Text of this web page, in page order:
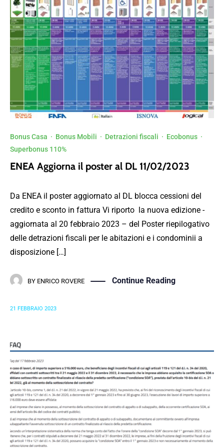
Bonus Casa · Bonus Mobili · Detrazioni fiscali · Ecobonus ·
Superbonus 110%
ENEA Aggiorna il poster al DL 11/02/2023
Da ENEA il poster aggiornato al DL blocca cessioni del
credito e sconto in fattura Vi riporto la nuova edizione -
aggiornata al 20 febbraio 2023 – del Poster riepilogativo
delle detrazioni fiscali per le abitazioni e i condominii a
disposizione […]
BY ENRICO ROVERE Continue Reading
21 FEBBRAIO 2023